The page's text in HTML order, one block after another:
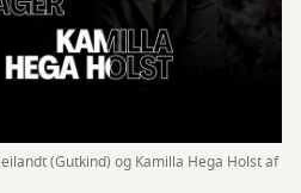
(Gutkind) og Kamilla Hega Holst af